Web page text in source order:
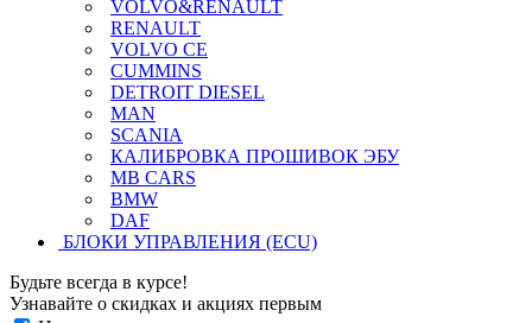
VOLVO&RENAULT
RENAULT
VOLVO CE
CUMMINS
DETROIT DIESEL
MAN
SCANIA
КАЛИБРОВКА ПРОШИВОК ЭБУ
MB CARS
BMW
DAF
БЛОКИ УПРАВЛЕНИЯ (ECU)
Будьте всегда в курсе!
Узнавайте о скидках и акциях первым